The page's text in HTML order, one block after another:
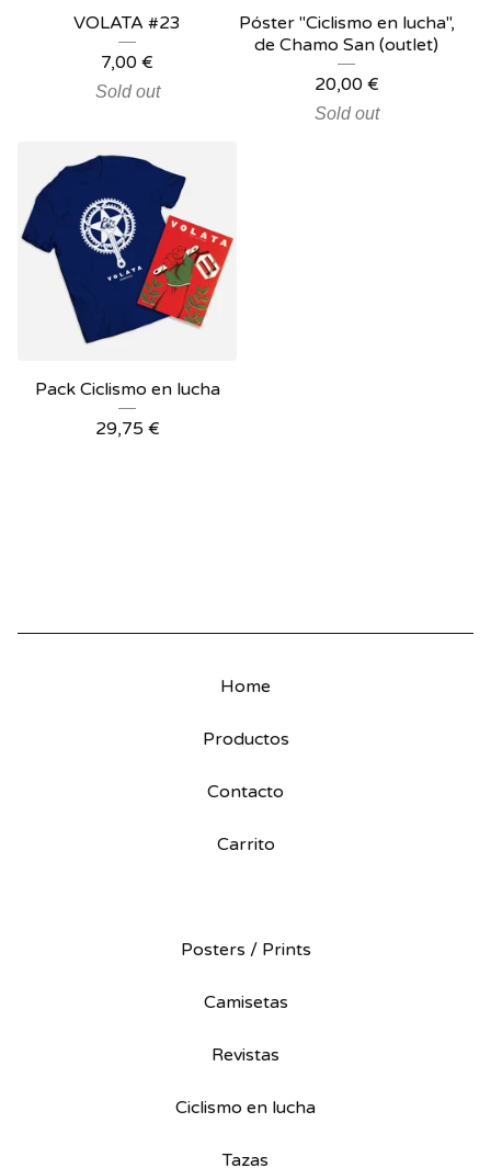
VOLATA #23
7,00 €
Sold out
Póster "Ciclismo en lucha",
de Chamo San (outlet)
20,00 €
Sold out
Pack Ciclismo en lucha
29,75 €
Home
Productos
Contacto
Carrito
Posters / Prints
Camisetas
Revistas
Ciclismo en lucha
Tazas